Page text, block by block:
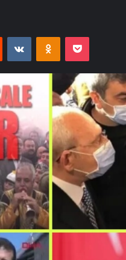
Reddit VKontakteOdnoklassniki
Pocket